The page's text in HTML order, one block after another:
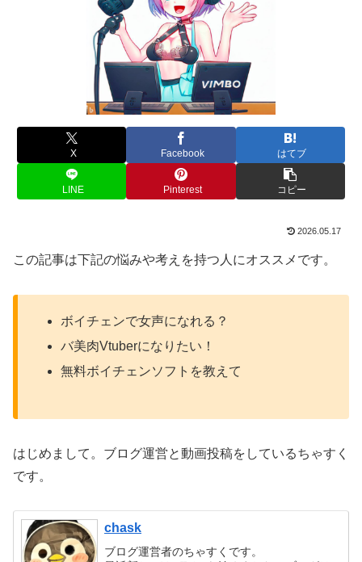
X Facebook はてブ
LINE Pinterest コピー
2026.05.17
この記事は下記の悩みや考えを持つ人にオススメです。
ボイチェンで女声になれる？
バ美肉Vtuberになりたい！
無料ボイチェンソフトを教えて
はじめまして。ブログ運営と動画投稿をしているちゃすく
です。
chask
ブログ運営者のちゃすくです。